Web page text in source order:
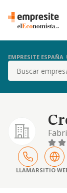
EMPRESITE ESPAÑA
Buscar
de
LLAMARSITIO